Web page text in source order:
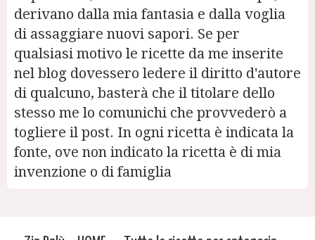
derivano dalla mia fantasia e dalla voglia
di assaggiare nuovi sapori. Se per
qualsiasi motivo le ricette da me inserite
nel blog dovessero ledere il diritto d'autore
di qualcuno, basterà che il titolare dello
stesso me lo comunichi che provvederò a
togliere il post. In ogni ricetta è indicata la
fonte, ove non indicato la ricetta è di mia
invenzione o di famiglia